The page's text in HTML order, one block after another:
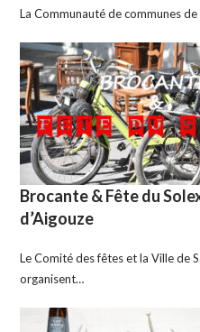
La Communauté de communes
Brocante & Fête du
d’Aigouze
Le Comité des fêtes et la Ville de
organisent…